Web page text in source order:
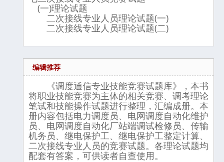
(一)理论试题
二次接线专业人员理论试题(一)
二次接线专业人员理论试题(二)
编辑推荐
《调度通信专业技能竞赛试题库》，本书
将职业技能竞赛为主体的相关竞赛、调考理论
笔试和技能操作试题进行整理，汇编成册。本
册内容包括电力调度员、电网调度自动化维护
员、电网调度自动化厂站端调试检修员、传输
机务员、继电保护工、继电保护工整定计算、
二次接线专业人员的竞赛试题。各理论试题均
配套有答案，可供读者自查使用。